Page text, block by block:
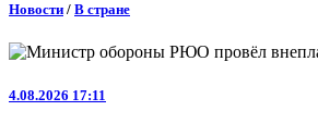
Новости / В стране
4.08.2026 17:11